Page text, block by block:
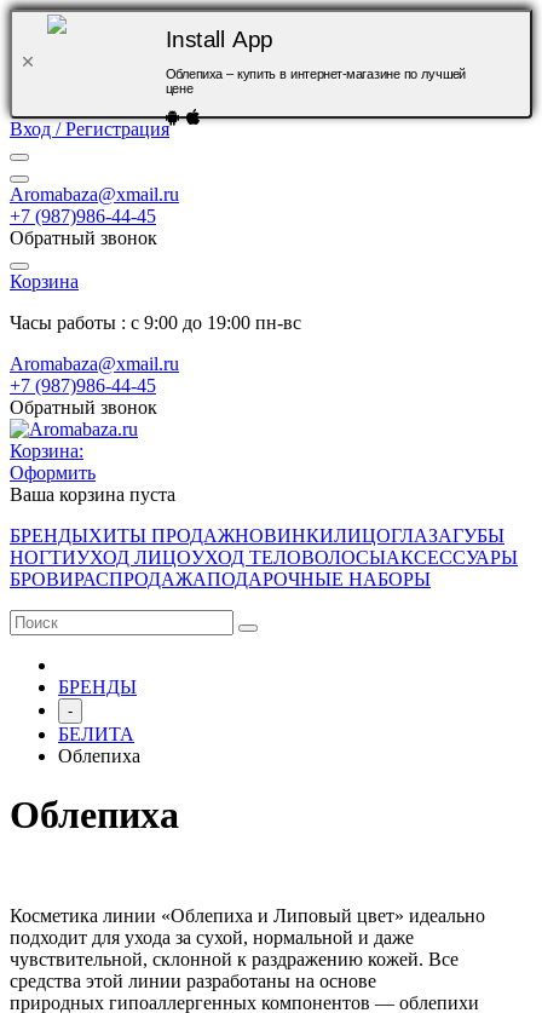
Install App
Облепиха – купить в интернет-магазине по лучшей
цене
Вход / Регистрация
Aromabaza@xmail.ru
+7 (987)986-44-45
Обратный звонок
Корзина
Часы работы : с 9:00 до 19:00 пн-вс
Aromabaza@xmail.ru
+7 (987)986-44-45
Обратный звонок
Корзина:
Оформить
Ваша корзина пуста
БРЕНДЫХИТЫ ПРОДАЖНОВИНКИЛИЦОГЛАЗАГУБЫ
НОГТИУХОД ЛИЦОУХОД ТЕЛОВОЛОСЫАКСЕССУАРЫ
БРОВИРАСПРОДАЖАПОДАРОЧНЫЕ НАБОРЫ
БРЕНДЫ
-
БЕЛИТА
Облепиха
Облепиха
Косметика линии «Облепиха и Липовый цвет» идеально
подходит для ухода за сухой, нормальной и даже
чувствительной, склонной к раздражению кожей. Все
средства этой линии разработаны на основе
природных гипоаллергенных компонентов — облепихи